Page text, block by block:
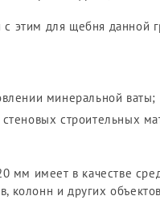
этим для щебня данной
минеральной ваты;
строительных
имеет в качестве
колонн и других